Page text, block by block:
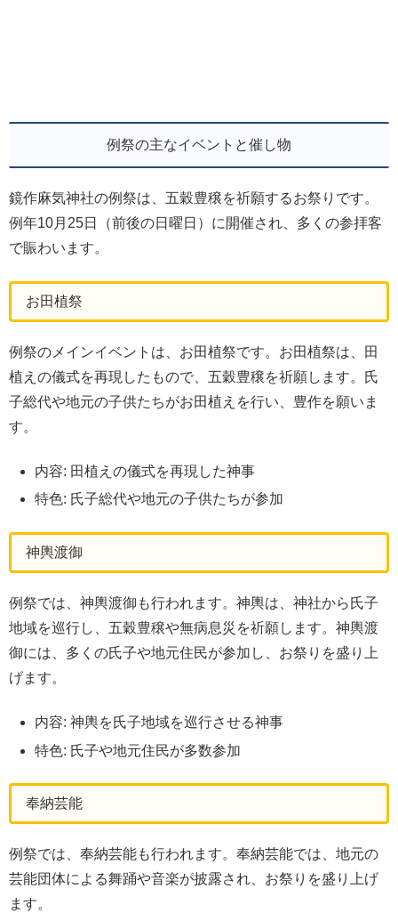
例祭の主なイベントと催し物
鏡作麻気神社の例祭は、五穀豊穣を祈願するお祭りです。
例年10月25日（前後の日曜日）に開催され、多くの参拝客
で賑わいます。
お田植祭
例祭のメインイベントは、お田植祭です。お田植祭は、田
植えの儀式を再現したもので、五穀豊穣を祈願します。氏
子総代や地元の子供たちがお田植えを行い、豊作を願いま
す。
内容: 田植えの儀式を再現した神事
特色: 氏子総代や地元の子供たちが参加
神輿渡御
例祭では、神輿渡御も行われます。神輿は、神社から氏子
地域を巡行し、五穀豊穣や無病息災を祈願します。神輿渡
御には、多くの氏子や地元住民が参加し、お祭りを盛り上
げます。
内容: 神輿を氏子地域を巡行させる神事
特色: 氏子や地元住民が多数参加
奉納芸能
例祭では、奉納芸能も行われます。奉納芸能では、地元の
芸能団体による舞踊や音楽が披露され、お祭りを盛り上げ
ます。